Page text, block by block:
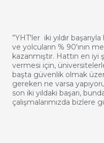
”YHT'ler iki yıldır
ve yolcuların % 90'ının
kazanmıştır. Hattın en
vermesi için,
başta güvenlik olmak
gereken ne varsa
son iki yıldaki başarı,
çalışmalarımızda bizlere